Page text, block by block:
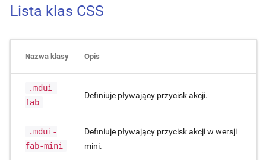
Lista klas CSS
Nazwa klasy Opis
.mdui-
fab
Definiuje pływający przycisk akcji.
.mdui-
fab-mini
Definiuje pływający przycisk akcji w wersji
mini.